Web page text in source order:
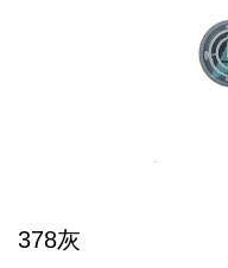
378灰